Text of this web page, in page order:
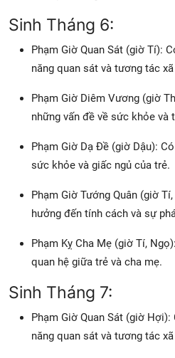
Sinh Tháng 6:
Phạm Giờ Quan Sát (giờ Tí):
năng quan sát và tương tác
Phạm Giờ Diêm Vương (giờ
những vấn đề về sức khỏe và
Phạm Giờ Dạ Đề (giờ Dậu):
sức khỏe và giấc ngủ của trẻ.
Phạm Giờ Tướng Quân (giờ
hưởng đến tính cách và sự
Phạm Kỵ Cha Mẹ (giờ Tí,
quan hệ giữa trẻ và cha mẹ.
Sinh Tháng 7:
Phạm Giờ Quan Sát (giờ
năng quan sát và tương tác